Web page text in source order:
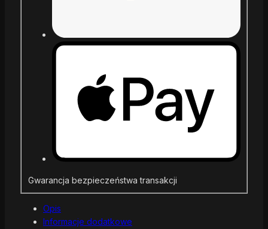
Gwarancja bezpieczeństwa transakcji
Opis
Informacje dodatkowe